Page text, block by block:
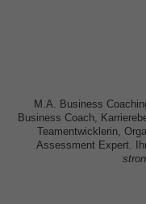
M.A. Business
Business Coach,
Teamentwicklerin,
Assessment Expert.